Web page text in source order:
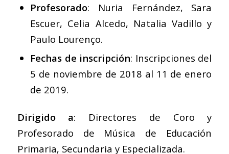
Profesorado: Nuria Fernández, Sara
Escuer, Celia Alcedo, Natalia Vadillo y
Paulo Lourenço.
Fechas de inscripción: Inscripciones del
5 de noviembre de 2018 al 11 de enero
de 2019.
Dirigido a: Directores de Coro y
Profesorado de Música de Educación
Primaria, Secundaria y Especializada.